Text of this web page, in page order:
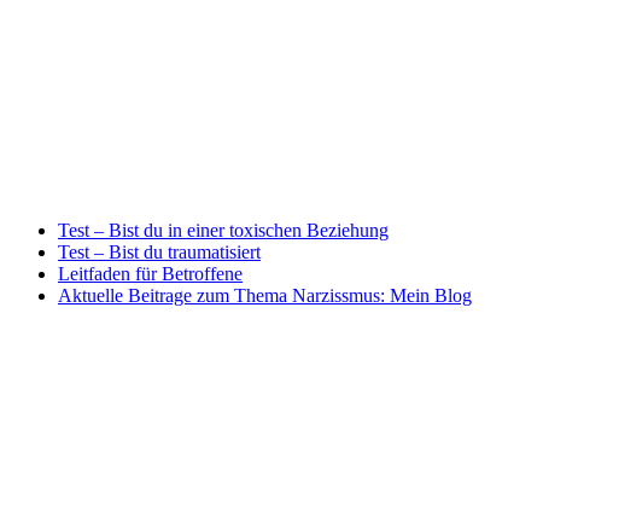
Test – Bist du in einer toxischen Beziehung
Test – Bist du traumatisiert
Leitfaden für Betroffene
Aktuelle Beitrage zum Thema Narzissmus: Mein Blog